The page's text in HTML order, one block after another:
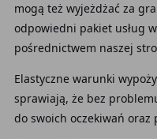
mogą też wyjeżdżać za
odpowiedni pakiet usług
pośrednictwem naszej
Elastyczne warunki
sprawiają, że bez
do swoich oczekiwań oraz